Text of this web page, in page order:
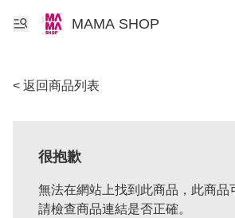
MAMA SHOP
< 返回商品列表
很抱歉
無法在網站上找到此商品，此商品
請檢查商品連結是否正確。